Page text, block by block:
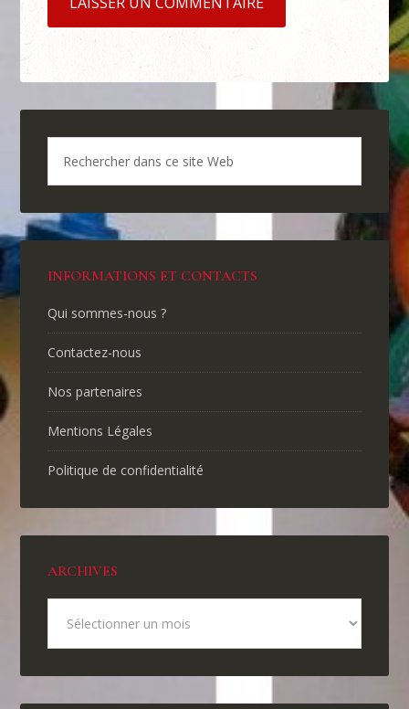
INFORMATIONS ET CONTACTS
Qui sommes-nous ?
Contactez-nous
Nos partenaires
Mentions Légales
Politique de confidentialité
ARCHIVES